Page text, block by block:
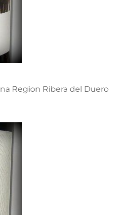
Region Ribera del Duero